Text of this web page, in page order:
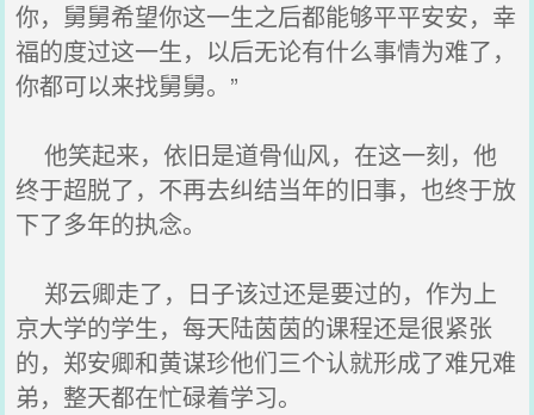
你，舅舅希望你这一生之后都能够平平安安，幸
福的度过这一生，以后无论有什么事情为难了，
你都可以来找舅舅。”
他笑起来，依旧是道骨仙风，在这一刻，他
终于超脱了，不再去纠结当年的旧事，也终于放
下了多年的执念。
郑云卿走了，日子该过还是要过的，作为上
京大学的学生，每天陆茵茵的课程还是很紧张
的，郑安卿和黄谋珍他们三个认就形成了难兄难
弟，整天都在忙碌着学习。